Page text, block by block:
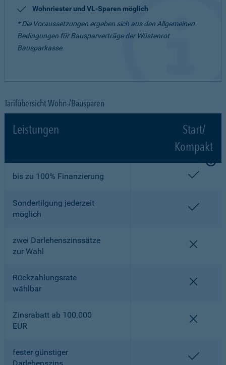
Wohnriester und VL-Sparen möglich
* Die Voraussetzungen ergeben sich aus den Allgemeinen
Bedingungen für Bausparverträge der Wüstenrot
Bausparkasse.
Tarifübersicht Wohn-/Bausparen
Leistungen
Start/
Kompakt
bis zu 100% Finanzierung
Sondertilgung jederzeit
möglich
zwei Darlehenszinssätze
zur Wahl
Rückzahlungsrate
wählbar
Zinsrabatt ab 100.000
EUR
fester günstiger